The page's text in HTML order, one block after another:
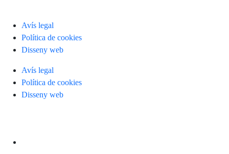
Avís legal
Política de cookies
Disseny web
Avís legal
Política de cookies
Disseny web